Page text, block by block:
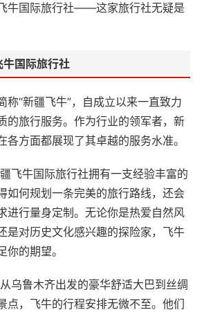
牛国际旅行社——这家旅行社无疑是
国际旅行社
称“新疆飞牛”，自成立以来一直致力
的旅行服务。作为行业的领军者，新
各方面都展现了其卓越的服务水准。
飞牛国际旅行社拥有一支经验丰富的
如何规划一条完美的旅行路线，还会
进行量身定制。无论你是热爱自然风
是对历史文化感兴趣的探险家，飞牛
你的期望。
乌鲁木齐出发的豪华舒适大巴到丝绸
点，飞牛的行程安排无微不至。他们